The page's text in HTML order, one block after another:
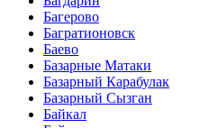
Багерово
Багратионовск
Баево
Базарные Матаки
Базарный Карабулак
Базарный Сызган
Байкал